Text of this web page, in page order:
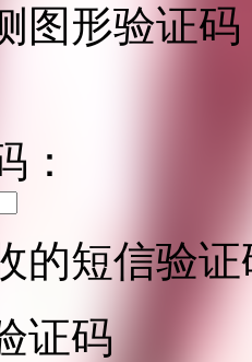
图形验证码
：
的短信验证
证码